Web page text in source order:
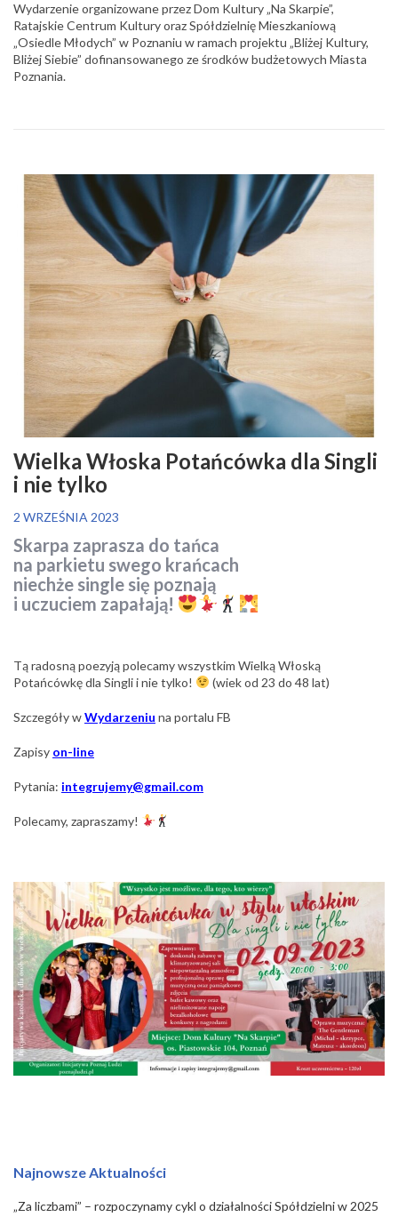
Wydarzenie organizowane przez Dom Kultury „Na Skarpie”,
Ratajskie Centrum Kultury oraz Spółdzielnię Mieszkaniową
„Osiedle Młodych” w Poznaniu w ramach projektu „Bliżej Kultury,
Bliżej Siebie” dofinansowanego ze środków budżetowych Miasta
Poznania.
Wielka Włoska Potańcówka dla Singli
i nie tylko
2 WRZEŚNIA 2023
Skarpa zaprasza do tańca
na parkietu swego krańcach
niechże single się poznają
i uczuciem zapałają!
Tą radosną poezyją polecamy wszystkim Wielką Włoską
Potańcówkę dla Singli i nie tylko!
(wiek od 23 do 48 lat)
Szczegóły wWydarzeniu na portalu FB
Zapisy on-line
Pytania: integrujemy@gmail.com
Polecamy, zapraszamy!
Najnowsze Aktualności
„Za liczbami” – rozpoczynamy cykl o działalności Spółdzielni w 2025